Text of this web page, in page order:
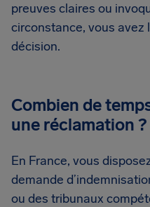
preuves claires ou
circonstance, vous
décision.
Combien de
une réclamation ?
En France, vous
demande
ou des tribunaux